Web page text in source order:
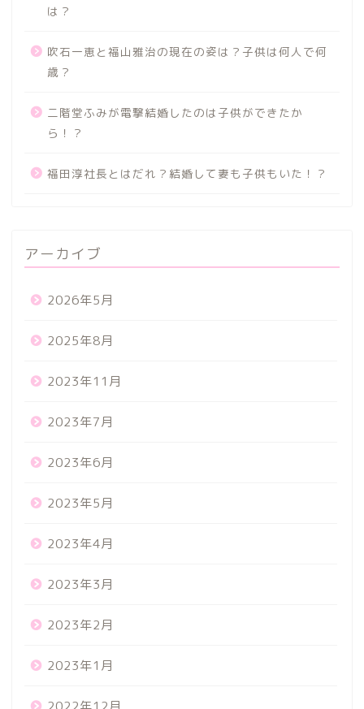
は？
吹石一恵と福山雅治の現在の姿は？子供は何人で何
歳？
二階堂ふみが電撃結婚したのは子供ができたか
ら！？
福田淳社長とはだれ？結婚して妻も子供もいた！？
アーカイブ
2026年5月
2025年8月
2023年11月
2023年7月
2023年6月
2023年5月
2023年4月
2023年3月
2023年2月
2023年1月